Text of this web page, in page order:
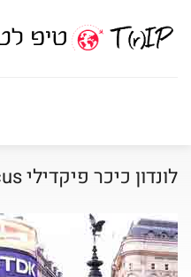
לונדון כיכר פיקדילי Piccadilly Circus